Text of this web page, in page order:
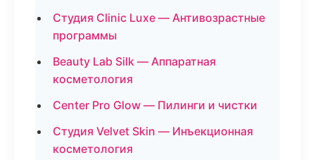
Студия Clinic Luxe — Антивозрастные
программы
Beauty Lab Silk — Аппаратная
косметология
Center Pro Glow — Пилинги и чистки
Студия Velvet Skin — Инъекционная
косметология